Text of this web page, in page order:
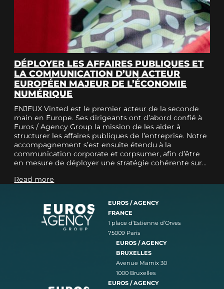
DÉPLOYER LES AFFAIRES PUBLIQUES ET
LA COMMUNICATION D’UN ACTEUR
EUROPÉEN MAJEUR DE L’ÉCONOMIE
NUMÉRIQUE
ENJEUX Vinted est le premier acteur de la seconde
main en Europe. Ses dirigeants ont d’abord confié à
Euros / Agency Group la mission de les aider à
structurer les affaires publiques de l’entreprise. Notre
accompagnement s’est ensuite étendu à la
communication corporate et corpsumer, afin d’être
en mesure de déployer une stratégie cohérente sur…
Read more
EUROS / AGENCY
FRANCE
1 place d’Estienne d’Orves
75009 Paris
EUROS / AGENCY
BRUXELLES
Avenue Marnix 30
1000 Bruxelles
EUROS / AGENCY